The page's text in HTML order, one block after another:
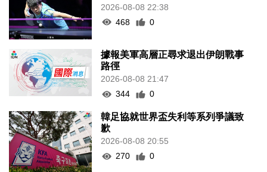
2026-08-08 22:38
468
0
據報美軍高層正尋求退出伊朗戰事
路徑
2026-08-08 21:47
344
0
韓足協就世界盃失利等系列爭議致
歉
2026-08-08 20:55
270
0